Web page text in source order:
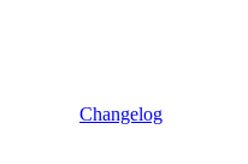
Changelog